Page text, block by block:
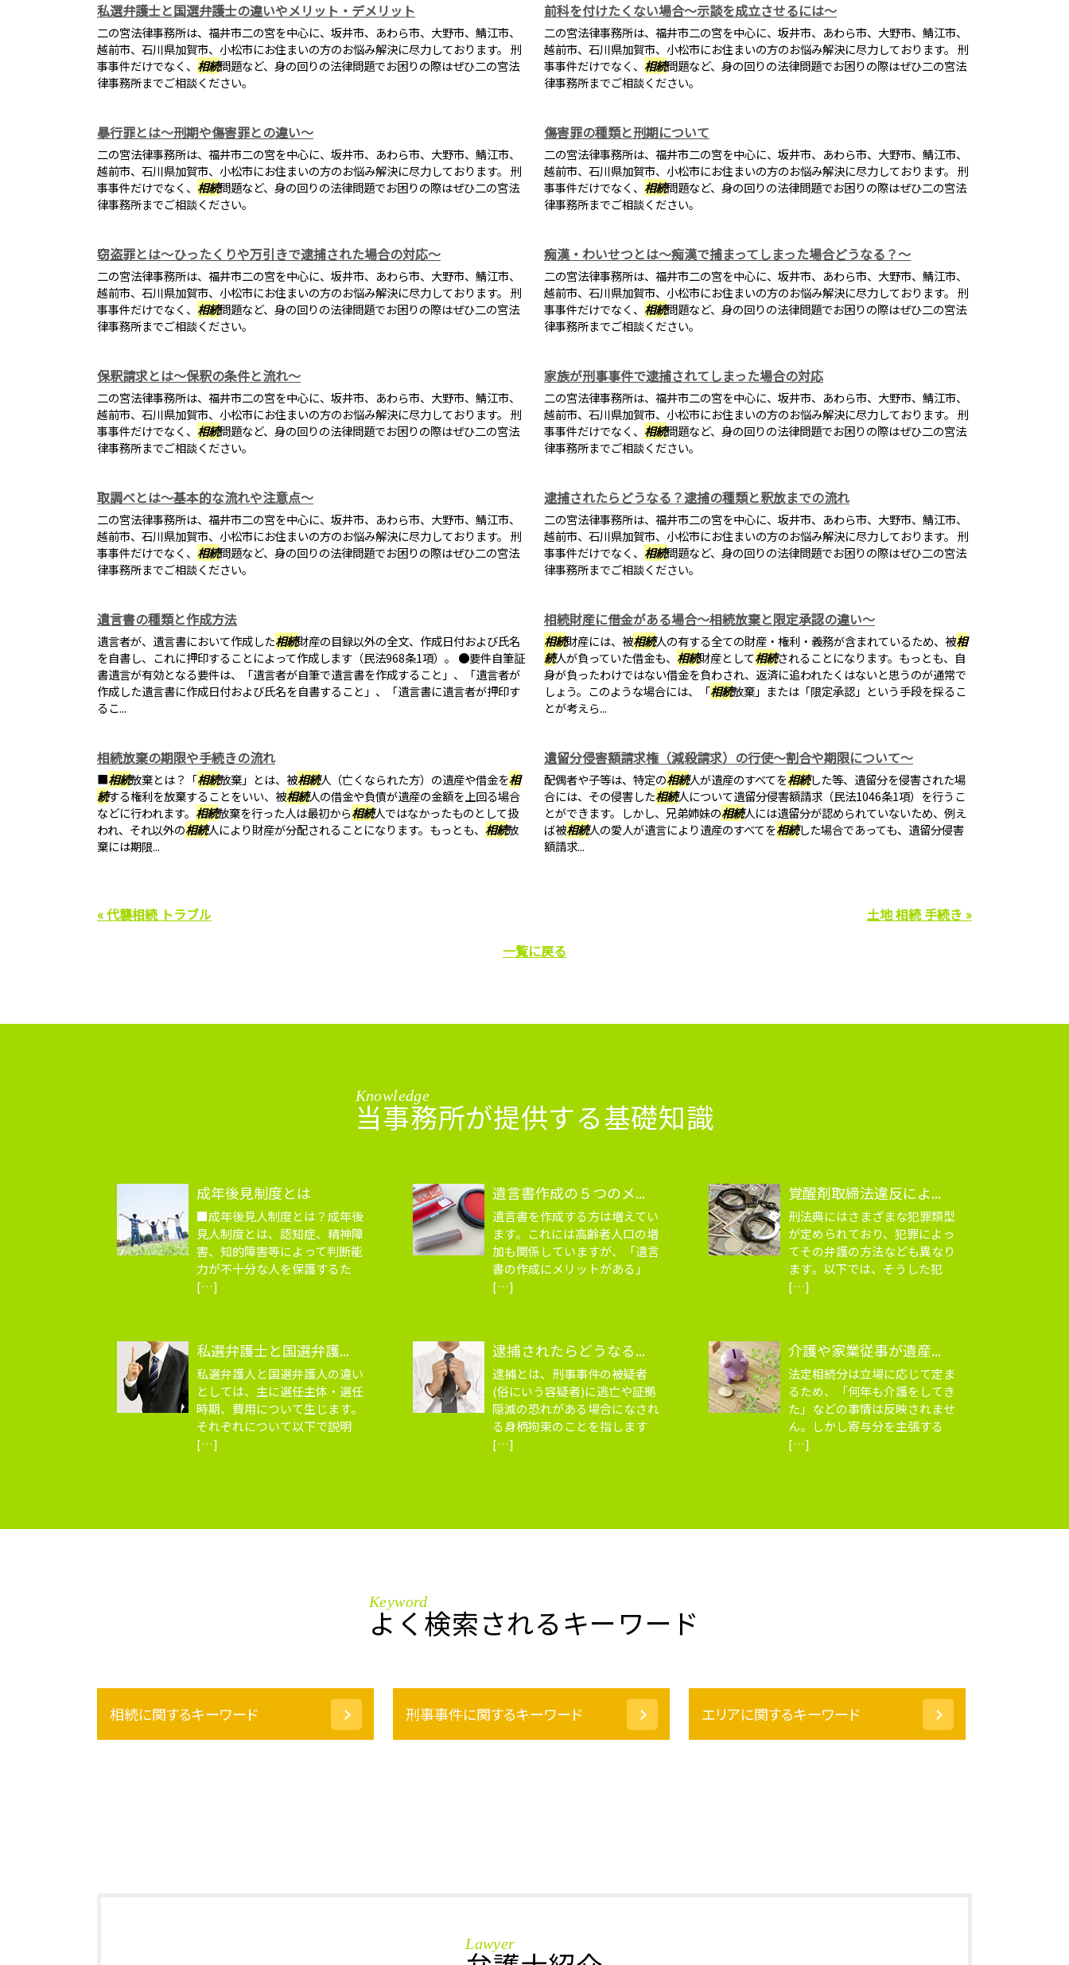
私選弁護士と国選弁護士の違いやメリット・デメリット
二の宮法律事務所は、福井市二の宮を中心に、坂井市、あわら市、大野市、鯖江市、
越前市、石川県加賀市、小松市にお住まいの方のお悩み解決に尽力しております。 刑
事事件だけでなく、 相続問題など、身の回りの法律問題でお困りの際はぜひ二の宮法
律事務所までご相談ください。
前科を付けたくない場合～示談を成立させるには～
二の宮法律事務所は、福井市二の宮を中心に、坂井市、あわら市、大野市、鯖江市、
越前市、石川県加賀市、小松市にお住まいの方のお悩み解決に尽力しております。 刑
事事件だけでなく、 相続問題など、身の回りの法律問題でお困りの際はぜひ二の宮法
律事務所までご相談ください。
暴行罪とは～刑期や傷害罪との違い～
二の宮法律事務所は、福井市二の宮を中心に、坂井市、あわら市、大野市、鯖江市、
越前市、石川県加賀市、小松市にお住まいの方のお悩み解決に尽力しております。 刑
事事件だけでなく、 相続問題など、身の回りの法律問題でお困りの際はぜひ二の宮法
律事務所までご相談ください。
傷害罪の種類と刑期について
二の宮法律事務所は、福井市二の宮を中心に、坂井市、あわら市、大野市、鯖江市、
越前市、石川県加賀市、小松市にお住まいの方のお悩み解決に尽力しております。 刑
事事件だけでなく、 相続問題など、身の回りの法律問題でお困りの際はぜひ二の宮法
律事務所までご相談ください。
窃盗罪とは～ひったくりや万引きで逮捕された場合の対応～
二の宮法律事務所は、福井市二の宮を中心に、坂井市、あわら市、大野市、鯖江市、
越前市、石川県加賀市、小松市にお住まいの方のお悩み解決に尽力しております。 刑
事事件だけでなく、 相続問題など、身の回りの法律問題でお困りの際はぜひ二の宮法
律事務所までご相談ください。
痴漢・わいせつとは～痴漢で捕まってしまった場合どうなる？～
二の宮法律事務所は、福井市二の宮を中心に、坂井市、あわら市、大野市、鯖江市、
越前市、石川県加賀市、小松市にお住まいの方のお悩み解決に尽力しております。 刑
事事件だけでなく、 相続問題など、身の回りの法律問題でお困りの際はぜひ二の宮法
律事務所までご相談ください。
保釈請求とは～保釈の条件と流れ～
二の宮法律事務所は、福井市二の宮を中心に、坂井市、あわら市、大野市、鯖江市、
越前市、石川県加賀市、小松市にお住まいの方のお悩み解決に尽力しております。 刑
事事件だけでなく、 相続問題など、身の回りの法律問題でお困りの際はぜひ二の宮法
律事務所までご相談ください。
家族が刑事事件で逮捕されてしまった場合の対応
二の宮法律事務所は、福井市二の宮を中心に、坂井市、あわら市、大野市、鯖江市、
越前市、石川県加賀市、小松市にお住まいの方のお悩み解決に尽力しております。 刑
事事件だけでなく、 相続問題など、身の回りの法律問題でお困りの際はぜひ二の宮法
律事務所までご相談ください。
取調べとは～基本的な流れや注意点～
二の宮法律事務所は、福井市二の宮を中心に、坂井市、あわら市、大野市、鯖江市、
越前市、石川県加賀市、小松市にお住まいの方のお悩み解決に尽力しております。 刑
事事件だけでなく、 相続問題など、身の回りの法律問題でお困りの際はぜひ二の宮法
律事務所までご相談ください。
逮捕されたらどうなる？逮捕の種類と釈放までの流れ
二の宮法律事務所は、福井市二の宮を中心に、坂井市、あわら市、大野市、鯖江市、
越前市、石川県加賀市、小松市にお住まいの方のお悩み解決に尽力しております。 刑
事事件だけでなく、 相続問題など、身の回りの法律問題でお困りの際はぜひ二の宮法
律事務所までご相談ください。
遺言書の種類と作成方法
遺言者が、遺言書において作成した相続財産の目録以外の全文、作成日付および氏名
を自書し、これに押印することによって作成します（民法968条1項）。 ●要件自筆証
書遺言が有効となる要件は、「遺言者が自筆で遺言書を作成すること」、「遺言者が
作成した遺言書に作成日付および氏名を自書すること」、「遺言書に遺言者が押印す
るこ...
相続財産に借金がある場合～相続放棄と限定承認の違い～
相続財産には、被相続人の有する全ての財産・権利・義務が含まれているため、被相
続人が負っていた借金も、 相続財産として相続されることになります。もっとも、自
身が負ったわけではない借金を負わされ、返済に追われたくはないと思うのが通常で
しょう。このような場合には、「相続放棄」または「限定承認」という手段を採るこ
とが考えら...
相続放棄の期限や手続きの流れ
■相続放棄とは？「相続放棄」とは、被相続人（亡くなられた方）の遺産や借金を相
続する権利を放棄することをいい、被相続人の借金や負債が遺産の金額を上回る場合
などに行われます。 相続放棄を行った人は最初から相続人ではなかったものとして扱
われ、それ以外の相続人により財産が分配されることになります。もっとも、 相続放
棄には期限...
遺留分侵害額請求権（減殺請求）の行使～割合や期限について～
配偶者や子等は、特定の相続人が遺産のすべてを相続した等、遺留分を侵害された場
合には、その侵害した相続人について遺留分侵害額請求（民法1046条1項）を行うこ
とができます。しかし、兄弟姉妹の相続人には遺留分が認められていないため、例え
ば被相続人の愛人が遺言により遺産のすべてを相続した場合であっても、遺留分侵害
額請求...
« 代襲相続 トラブル
土地 相続 手続き »
一覧に戻る
Knowledge
当事務所が提供する基礎知識
成年後見制度とは
■成年後見人制度とは？成年後
見人制度とは、認知症、精神障
害、知的障害等によって判断能
力が不十分な人を保護するた
[…]
遺言書作成の５つのメ...
遺言書を作成する方は増えてい
ます。これには高齢者人口の増
加も関係していますが、「遺言
書の作成にメリットがある」
[…]
覚醒剤取締法違反によ...
刑法典にはさまざまな犯罪類型
が定められており、犯罪によっ
てその弁護の方法なども異なり
ます。以下では、そうした犯
[…]
私選弁護士と国選弁護...
私選弁護人と国選弁護人の違い
としては、主に選任主体・選任
時期、費用について生じます。
それぞれについて以下で説明
[…]
逮捕されたらどうなる...
逮捕とは、刑事事件の被疑者
(俗にいう容疑者)に逃亡や証拠
隠滅の恐れがある場合になされ
る身柄拘束のことを指します
[…]
介護や家業従事が遺産...
法定相続分は立場に応じて定ま
るため、「何年も介護をしてき
た」などの事情は反映されませ
ん。しかし寄与分を主張する
[…]
Keyword
よく検索されるキーワード
相続に関するキーワード 刑事事件に関するキーワード
恐喝罪 時効
留置所 面会
エリアに関するキーワード
Lawyer